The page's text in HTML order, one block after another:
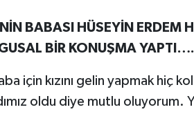
BABASI HÜSEYİN ERDEM
BİR KONUŞMA YAPTI….
için kızını gelin yapmak hiç
oldu diye mutlu oluyorum.